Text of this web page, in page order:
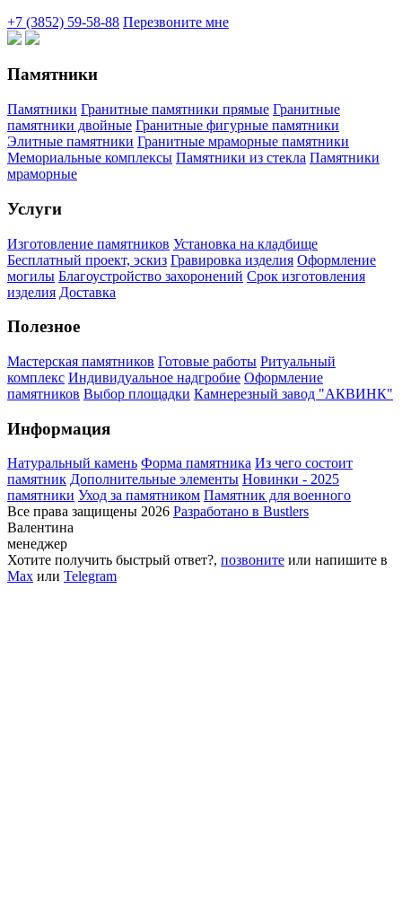
+7 (3852) 59-58-88 Перезвоните мне
Памятники
Памятники Гранитные памятники прямые Гранитные
памятники двойные Гранитные фигурные памятники
Элитные памятники Гранитные мраморные памятники
Мемориальные комплексы Памятники из стекла Памятники
мраморные
Услуги
Изготовление памятников Установка на кладбище
Бесплатный проект, эскиз Гравировка изделия Оформление
могилы Благоустройство захоронений Срок изготовления
изделия Доставка
Полезное
Мастерская памятников Готовые работы Ритуальный
комплекс Индивидуальное надгробие Оформление
памятников Выбор площадки Камнерезный завод "АКВИНК"
Информация
Натуральный камень Форма памятника Из чего состоит
памятник Дополнительные элементы Новинки - 2025
памятники Уход за памятником Памятник для военного
Все права защищены 2026 Разработано в Bustlers
Валентина
менеджер
Хотите получить быстрый ответ?, позвоните или напишите в
Max или Telegram